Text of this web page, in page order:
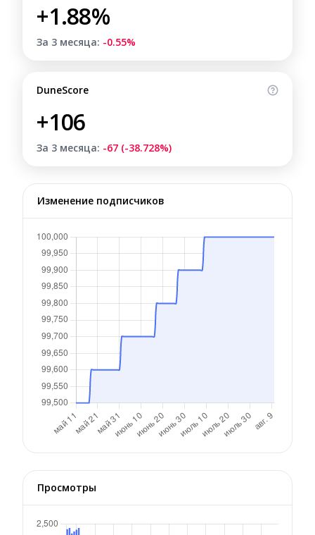
+1.88%
За 3 месяца: -0.55%
DuneScore
+106
За 3 месяца: -67 (-38.728%)
Изменение подписчиков
Просмотры